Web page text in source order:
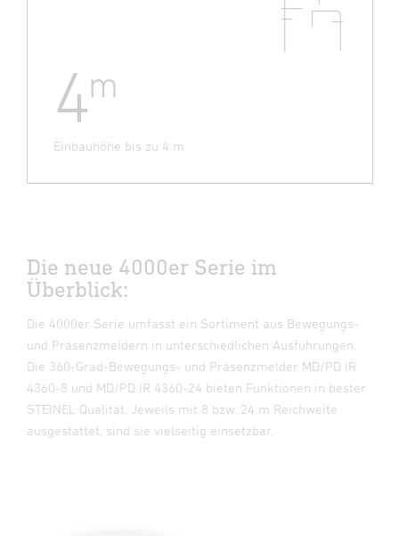
4m
Einbauhöhe bis zu 4 m
Die neue 4000er Serie im
Überblick:
Die 4000er Serie umfasst ein Sortiment aus Bewegungs-
und Präsenzmeldern in unterschiedlichen Ausführungen.
Die 360-Grad-Bewegungs- und Präsenzmelder MD/PD IR
4360-8 und MD/PD IR 4360-24 bieten Funktionen in bester
STEINEL Qualität. Jeweils mit 8 bzw. 24 m Reichweite
ausgestattet, sind sie vielseitig einsetzbar.